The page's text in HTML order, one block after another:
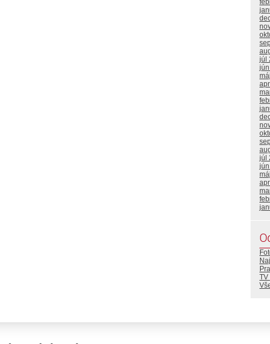
júl
júl
TV